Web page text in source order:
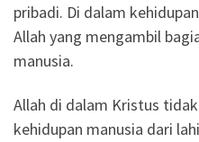
pribadi. Di dalam
Allah yang mengambil
manusia.
Allah di dalam Kristus
kehidupan manusia dari